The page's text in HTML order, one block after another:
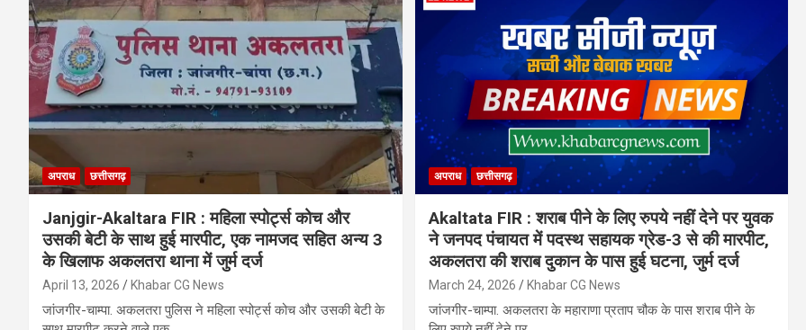
अपराध छत्तीसगढ़
Janjgir-Akaltara FIR : महिला स्पोर्ट्स कोच और
उसकी बेटी के साथ हुई मारपीट, एक नामजद सहित अन्य 3
के खिलाफ अकलतरा थाना में जुर्म दर्ज
April 13, 2026 Khabar CG News
जांजगीर-चाम्पा. अकलतरा पुलिस ने महिला स्पोर्ट्स कोच और उसकी बेटी के
अपराध छत्तीसगढ़
Akaltata FIR : शराब पीने के लिए रुपये नहीं देने पर युवक
ने जनपद पंचायत में पदस्थ सहायक ग्रेड-3 से की मारपीट,
अकलतरा की शराब दुकान के पास हुई घटना, जुर्म दर्ज
March 24, 2026 Khabar CG News
जांजगीर-चाम्पा. अकलतरा के महाराणा प्रताप चौक के पास शराब पीने के